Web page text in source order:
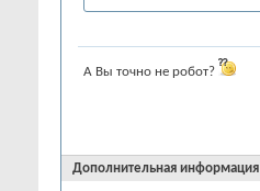
А Вы точно не робот?
Дополнительная информация